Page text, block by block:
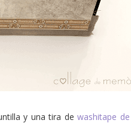
y una tira dewashitape